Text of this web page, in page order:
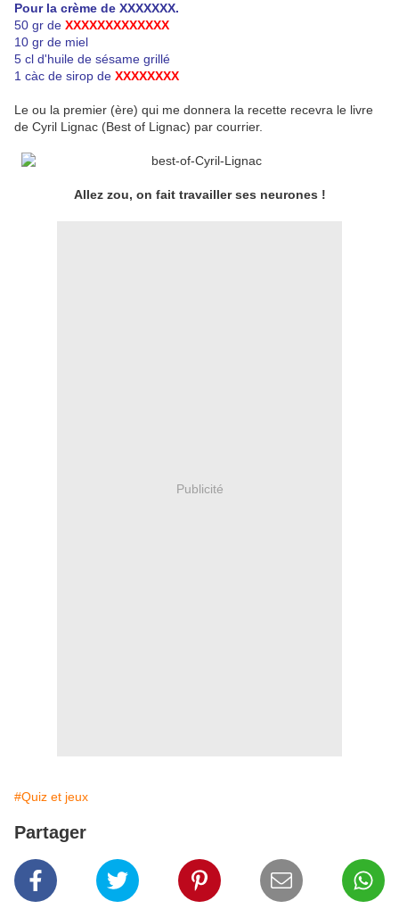
Pour la crème de XXXXXXX.
50 gr de XXXXXXXXXXXXX
10 gr de miel
5 cl d'huile de sésame grillé
1 càc de sirop de XXXXXXXX
Le ou la premier (ère) qui me donnera la recette recevra le livre
de Cyril Lignac (Best of Lignac) par courrier.
Allez zou, on fait travailler ses neurones !
Publicité
#Quiz et jeux
Partager